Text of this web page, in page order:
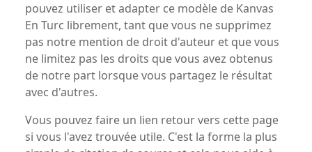
pouvez utiliser et adapter ce modèle de Kanvas
En Turc librement, tant que vous ne supprimez
pas notre mention de droit d'auteur et que vous
ne limitez pas les droits que vous avez obtenus
de notre part lorsque vous partagez le résultat
avec d'autres.
Vous pouvez faire un lien retour vers cette page
si vous l'avez trouvée utile. C'est la forme la plus